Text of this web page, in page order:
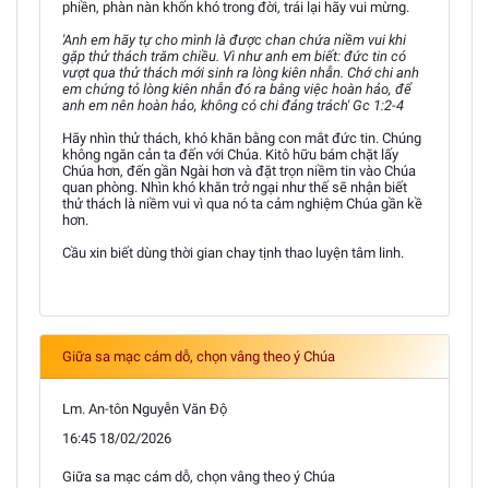
phiền, phàn nàn khốn khó trong đời, trái lại hãy vui mừng.
'Anh em hãy tự cho mình là được chan chứa niềm vui khi
gặp thử thách trăm chiều. Vì như anh em biết: đức tin có
vượt qua thử thách mới sinh ra lòng kiên nhẫn. Chớ chi anh
em chứng tỏ lòng kiên nhẫn đó ra bằng việc hoàn hảo, để
anh em nên hoàn hảo, không có chi đáng trách' Gc 1:2-4
Hãy nhìn thử thách, khó khăn bằng con mắt đức tin. Chúng
không ngăn cản ta đến với Chúa. Kitô hữu bám chặt lấy
Chúa hơn, đến gần Ngài hơn và đặt trọn niềm tin vào Chúa
quan phòng. Nhìn khó khăn trở ngại như thế sẽ nhận biết
thử thách là niềm vui vì qua nó ta cảm nghiệm Chúa gần kề
hơn.
Cầu xin biết dùng thời gian chay tịnh thao luyện tâm linh.
Giữa sa mạc cám dỗ, chọn vâng theo ý Chúa
Lm. An-tôn Nguyễn Văn Độ
16:45 18/02/2026
Giữa sa mạc cám dỗ, chọn vâng theo ý Chúa